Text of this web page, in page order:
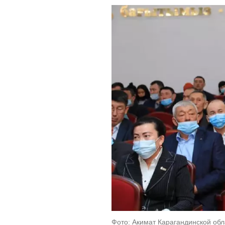
Фото: Акимат Карагандинской